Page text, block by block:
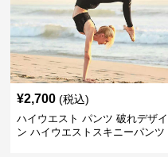
¥2,700 (税込)
ハイウエスト パンツ 破れデザイ
ン ハイウエストスキニーパンツ